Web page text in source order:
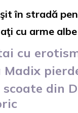
în stradă
cu arme
cu
scoate din